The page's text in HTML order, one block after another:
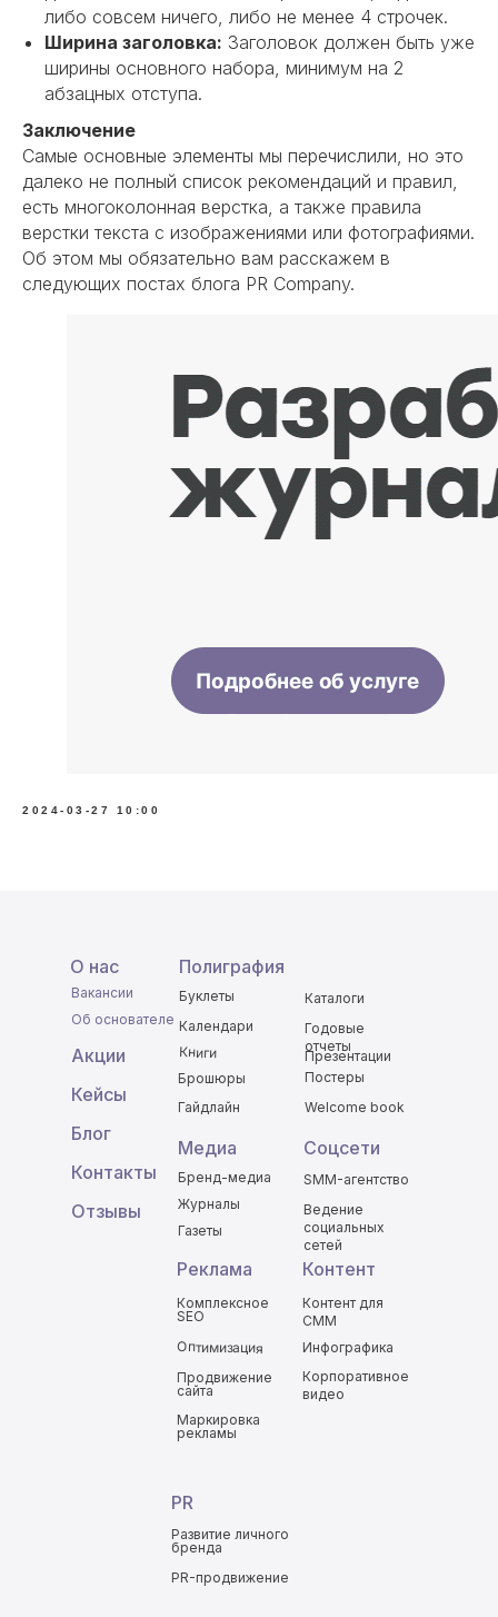
либо совсем ничего, либо не менее 4 строчек.
Ширина заголовка: Заголовок должен быть уже
ширины основного набора, минимум на 2
абзацных отступа.
Заключение
Самые основные элементы мы перечислили, но это
далеко не полный список рекомендаций и правил,
есть многоколонная верстка, а также правила
верстки текста с изображениями или фотографиями.
Об этом мы обязательно вам расскажем в
следующих постах блога PR Company.
2024-03-27 10:00
Реклама
Комплексное
SEO
Оптимизация
Маркировка
рекламы
Продвижение
сайта
Медиа
Бренд-медиа
Журналы
Газеты
PR
PR-продвижение
Развитие личного
бренда
Кейсы
Блог
Соцсети
Ведение
социальных
сетей
SMM-агентство
О нас
Контакты
Отзывы
Инфографика
Контент для
СММ
Корпоративное
видео
Контент
Акции
Буклеты
Календари
Гайдлайн Welcome book
Книги
Годовые
отчеты
Каталоги
Полиграфия
Презентации
Брошюры
Постеры
Об основателе
Вакансии